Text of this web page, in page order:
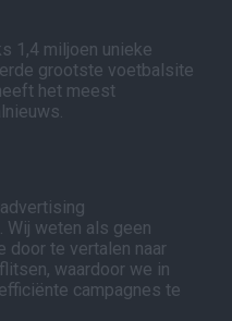
1,4 miljoen unieke
grootste voetbalsite
het meest
Wij weten als geen
door te vertalen naar
waardoor we in
campagnes te